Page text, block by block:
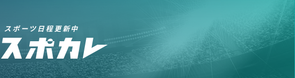
スポーツ日程更新中